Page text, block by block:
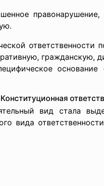
гражданскую,
Конституционная
вид стала
вида